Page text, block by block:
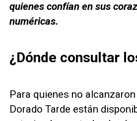
quienes confían en sus
numéricas.
¿Dónde consultar
Para quienes no
Dorado Tarde están